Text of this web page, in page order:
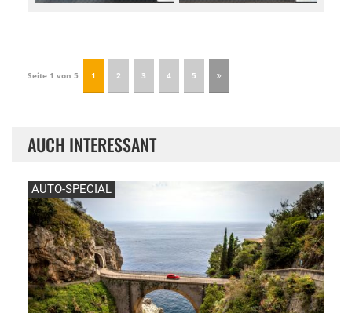
Seite 1 von 5 1 2 3 4 5
AUCH INTERESSANT
AUTO-SPECIAL